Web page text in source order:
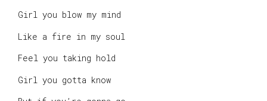
Girl you blow my mind
Like a fire in my soul
Feel you taking hold
Girl you gotta know